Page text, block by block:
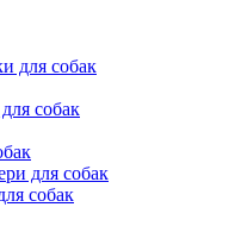
для собак
собак
для собак
собак